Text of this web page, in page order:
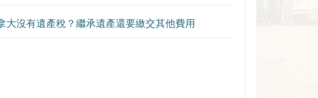
大沒有遺產稅？繼承遺產還要繳交其他費用